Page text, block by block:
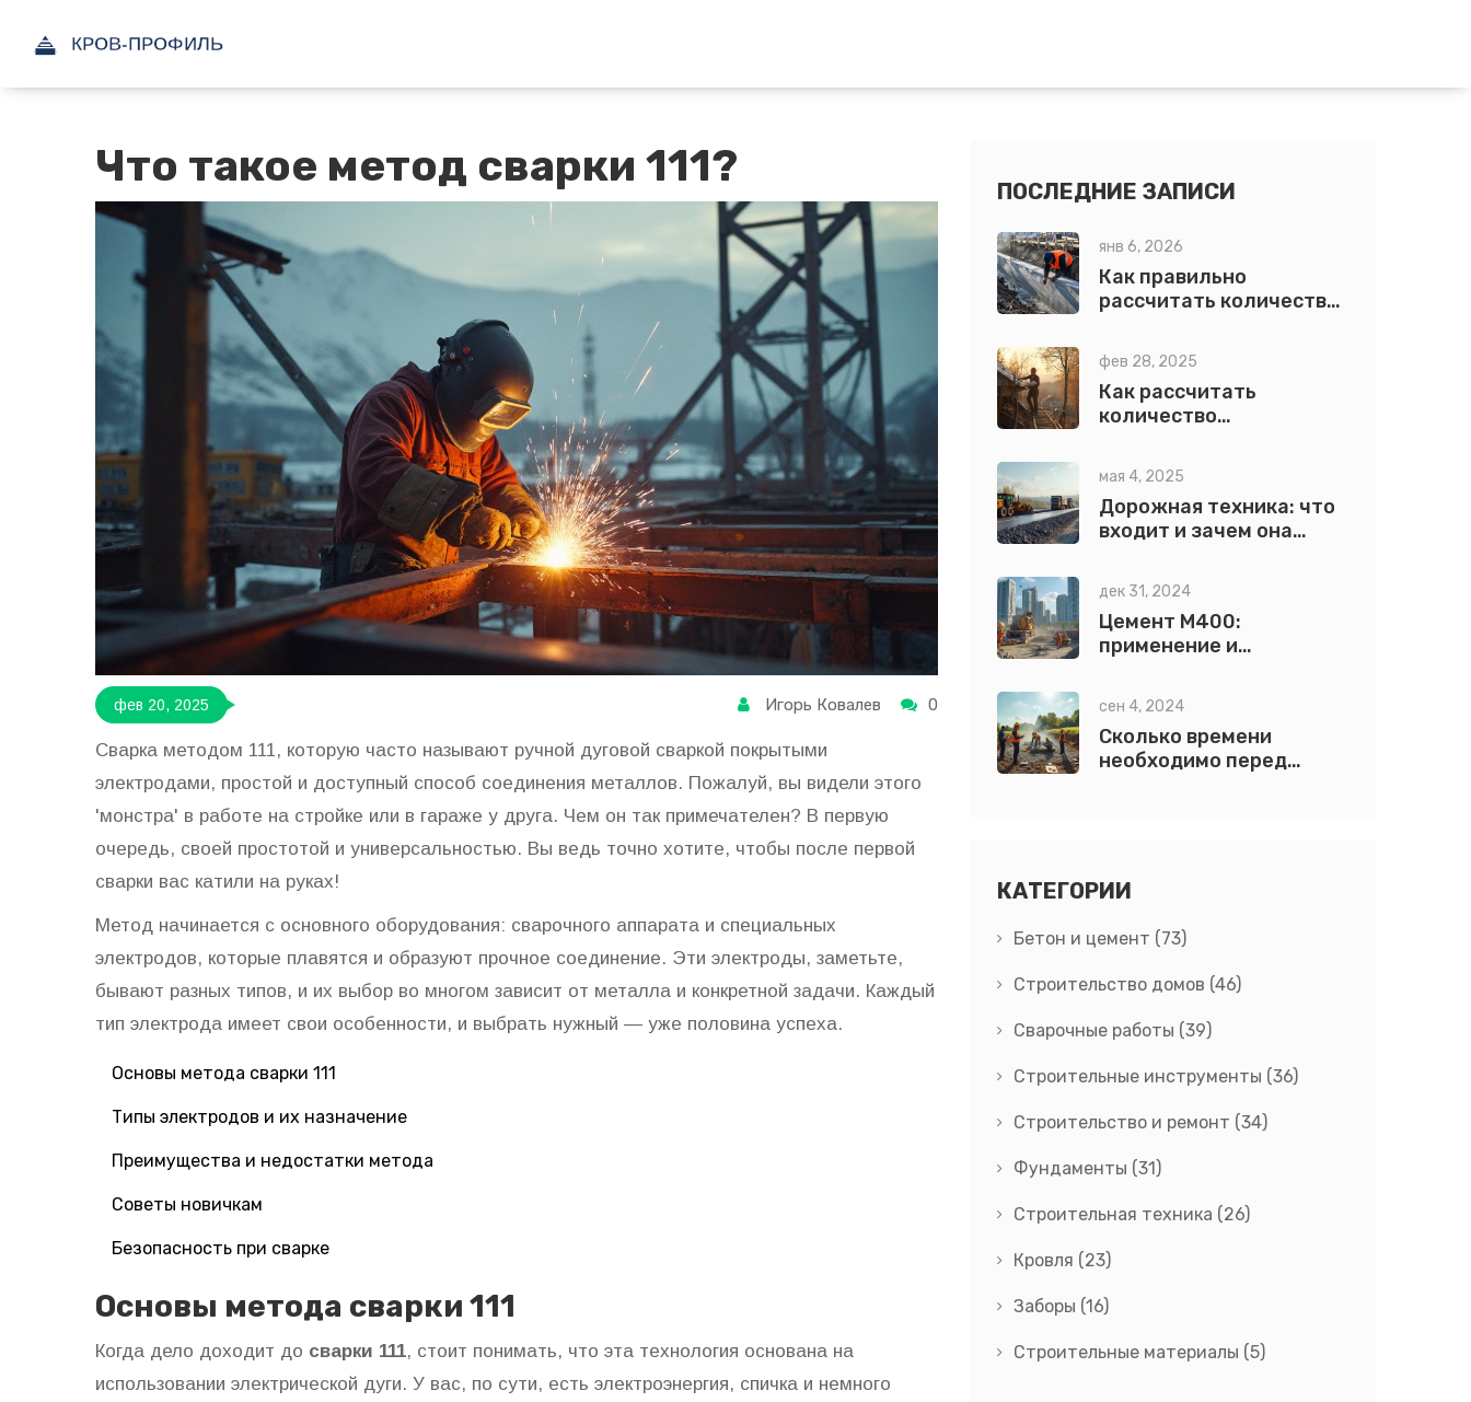
Что такое метод сварки 111?
фев 20, 2025 Игорь Ковалев 0
Сварка методом 111, которую часто называют ручной дуговой сваркой покрытыми
электродами, простой и доступный способ соединения металлов. Пожалуй, вы видели этого
'монстра' в работе на стройке или в гараже у друга. Чем он так примечателен? В первую
очередь, своей простотой и универсальностью. Вы ведь точно хотите, чтобы после первой
сварки вас катили на руках!
Метод начинается с основного оборудования: сварочного аппарата и специальных
электродов, которые плавятся и образуют прочное соединение. Эти электроды, заметьте,
бывают разных типов, и их выбор во многом зависит от металла и конкретной задачи. Каждый
тип электрода имеет свои особенности, и выбрать нужный — уже половина успеха.
Основы метода сварки 111
Типы электродов и их назначение
Преимущества и недостатки метода
Советы новичкам
Безопасность при сварке
Основы метода сварки 111
Когда дело доходит до сварки 111, стоит понимать, что эта технология основана на
использовании электрической дуги. У вас, по сути, есть электроэнергия, спичка и немного
ПОСЛЕДНИЕ ЗАПИСИ
янв 6, 2026
Как правильно
рассчитать количество
точная формула и
практические советы
фев 28, 2025
Как рассчитать
количество
крыши?
мая 4, 2025
Дорожная техника: что
входит и зачем она
дек 31, 2024
Цемент М400:
применение и
сен 4, 2024
Сколько времени
необходимо перед
КАТЕГОРИИ
Бетон и цемент (73)
Строительство домов (46)
Сварочные работы (39)
Строительные инструменты (36)
Строительство и ремонт (34)
Фундаменты (31)
Строительная техника (26)
Кровля (23)
Заборы (16)
Строительные материалы (5)